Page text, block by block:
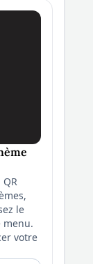
le
menu.
votre